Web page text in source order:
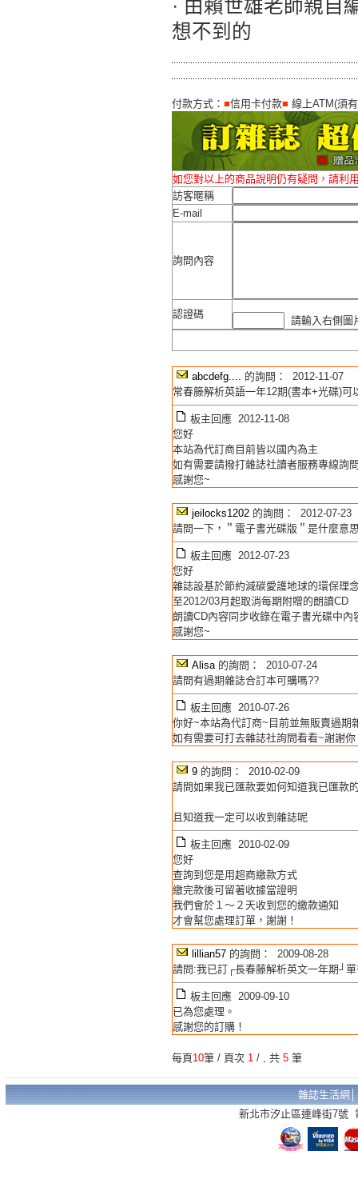
· 由賴世雄老師親自
想不到的
付款方式： ■信用卡付款■ 線上ATM(須
如您對以上的商品說明仍有疑問，請利
訪客暱稱
E-mail
詢問內容
認證碼
請輸入右側
abcdefg.... 的詢問： 2012-11-07
常春籐解析英語一年12期(書本+光碟)
板主回應 2012-11-08
您好
本站為代訂商目前皆以國內為主
如有需要請撥打雜誌社讀者服務專線詢
感謝您~
jeilocks1202 的詢問： 2012-07-23
請問一下，＂電子書光碟版＂是什麼意
板主回應 2012-07-23
您好
雜誌設基於節約減碳愛護地球的環保理
至2012/03月起取消每期附贈的朗讀CD
朗讀CD內容同步收錄在電子書光碟中內
感謝您~
Alisa的詢問： 2010-07-24
請問有過期雜誌合訂本可購嗎??
板主回應 2010-07-26
你好~本站為代訂商~目前並無販賣過期
如有需要可打去雜誌社詢問看看~謝謝你
9 的詢問： 2010-02-09
請問如果我已匯款要如何知道我已匯款
且知道我一定可以收到雜誌呢
板主回應 2010-02-09
您好
查詢到您是用超商繳款方式
繳完款後可留著收據當證明
我們會於１～２天收到您的繳款通知
才會幫您處理訂單，謝謝！
lillian57 的詢問： 2009-08-28
請問:我已訂┌長春藤解析英文一年期┘
板主回應 2009-09-10
已為您處理。
感謝您的訂購！
每頁10筆 / 頁次 1 / , 共 5 筆
雜誌生活網
新北市汐止區連峰街7號